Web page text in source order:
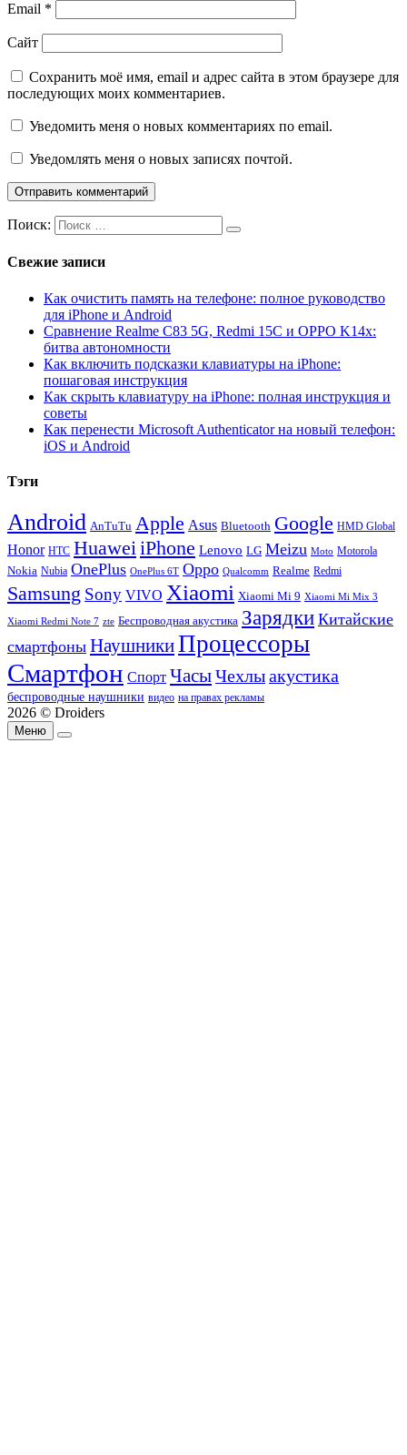
Email *
Сайт
Сохранить моё имя, email и адрес сайта в этом браузере для
последующих моих комментариев.
Уведомить меня о новых комментариях по email.
Уведомлять меня о новых записях почтой.
Поиск:
Свежие записи
Как очистить память на телефоне: полное руководство
для iPhone и Android
Сравнение Realme C83 5G, Redmi 15C и OPPO K14x:
битва автономности
Как включить подсказки клавиатуры на iPhone:
пошаговая инструкция
Как скрыть клавиатуру на iPhone: полная инструкция и
советы
Как перенести Microsoft Authenticator на новый телефон:
iOS и Android
Тэги
Android AnTuTu Apple Asus Bluetooth Google HMD Global
Honor HTC HuaweiiPhone Lenovo LG Meizu Moto Motorola
Nokia Nubia OnePlus OnePlus 6T Oppo Qualcomm Realme Redmi
Samsung Sony VIVO Xiaomi Xiaomi Mi 9 Xiaomi Mi Mix 3
Xiaomi Redmi Note 7 zte Беспроводная акустика Зарядки Китайские
смартфоны НаушникиПроцессоры
Смартфон Спорт ЧасыЧехлыакустика
беспроводные наушники видео на правах рекламы
2026 © Droiders
Меню